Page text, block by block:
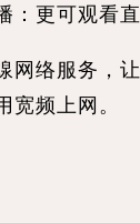
：更可观看
网络服务，
宽频上网。